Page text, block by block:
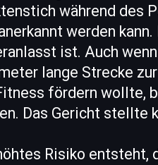
während des
werden
ist. Auch
lange Strecke
fördern wollte,
Das Gericht stellte
Risiko entsteht,